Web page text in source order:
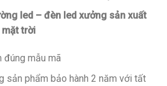
led – đèn led xưởng sản xuất
trời
đúng mẫu mã
sản phẩm bảo hành 2 năm với tất